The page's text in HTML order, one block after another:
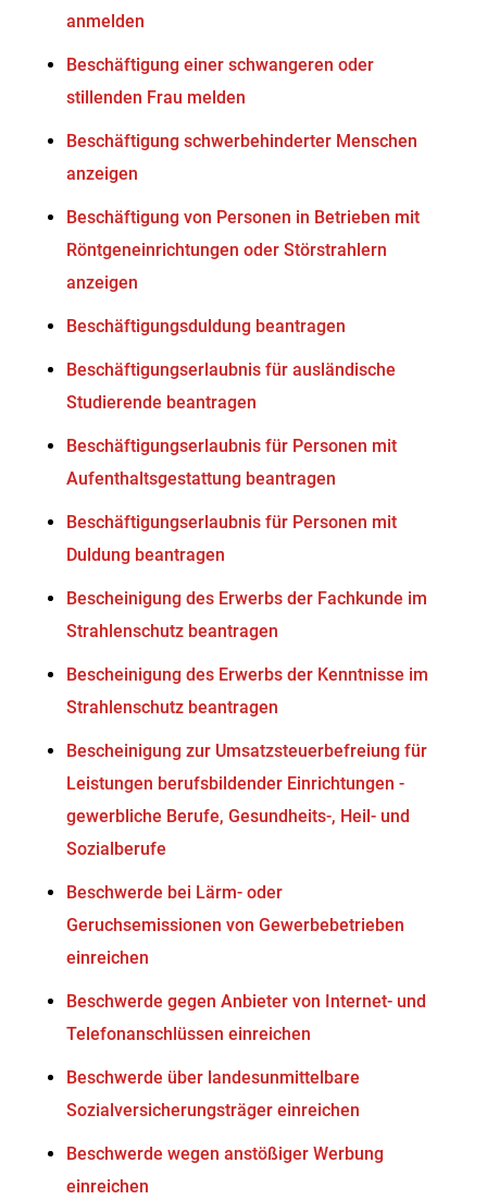
anmelden
Beschäftigung einer schwangeren oder
stillenden Frau melden
Beschäftigung schwerbehinderter Menschen
anzeigen
Beschäftigung von Personen in Betrieben mit
Röntgeneinrichtungen oder Störstrahlern
anzeigen
Beschäftigungsduldung beantragen
Beschäftigungserlaubnis für ausländische
Studierende beantragen
Beschäftigungserlaubnis für Personen mit
Aufenthaltsgestattung beantragen
Beschäftigungserlaubnis für Personen mit
Duldung beantragen
Bescheinigung des Erwerbs der Fachkunde im
Strahlenschutz beantragen
Bescheinigung des Erwerbs der Kenntnisse im
Strahlenschutz beantragen
Bescheinigung zur Umsatzsteuerbefreiung für
Leistungen berufsbildender Einrichtungen -
gewerbliche Berufe, Gesundheits-, Heil- und
Sozialberufe
Beschwerde bei Lärm- oder
Geruchsemissionen von Gewerbebetrieben
einreichen
Beschwerde gegen Anbieter von Internet- und
Telefonanschlüssen einreichen
Beschwerde über landesunmittelbare
Sozialversicherungsträger einreichen
Beschwerde wegen anstößiger Werbung
einreichen